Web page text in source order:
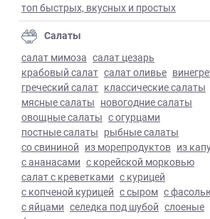
топ быстрых, вкусных и простых
Салаты
салат мимоза салат цезарь
крабовый салат салат оливье
греческий салат классические салаты
мясные салаты новогодние салаты
овощные салаты с огурцами
постные салаты рыбные салаты
со свининой из морепродуктов из
с ананасами с корейской морковью
салат с креветками с курицей
с копченой курицей с сыром с
с яйцами селедка под шубой слоеные